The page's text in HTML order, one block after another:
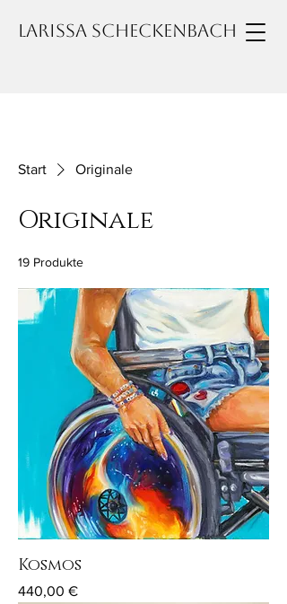
Larissa Scheckenbach
Start Originale
Originale
19 Produkte
Kosmos
Preis
440,00 €